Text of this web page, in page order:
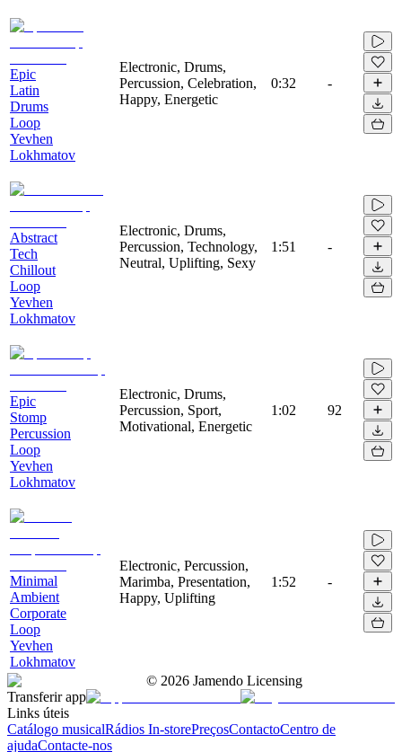
Epic
Latin
Drums
Loop
Yevhen
Lokhmatov
Electronic, Drums,
Percussion, Celebration,
Happy, Energetic
0:32 -
Abstract
Tech
Chillout
Loop
Yevhen
Lokhmatov
Electronic, Drums,
Percussion, Technology,
Neutral, Uplifting, Sexy
1:51 -
Epic
Stomp
Percussion
Loop
Yevhen
Lokhmatov
Electronic, Drums,
Percussion, Sport,
Motivational, Energetic
1:02 92
Minimal
Ambient
Corporate
Loop
Yevhen
Lokhmatov
Electronic, Percussion,
Marimba, Presentation,
Happy, Uplifting
1:52 -
© 2026 Jamendo Licensing
Transferir app
Links úteis
Catálogo musicalRádios In-storePreçosContactoCentro de
ajudaContacte-nos